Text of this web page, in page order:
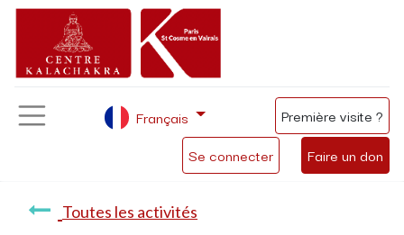
Se connecter Faire un don
Français Première visite ?
Toutes les activités